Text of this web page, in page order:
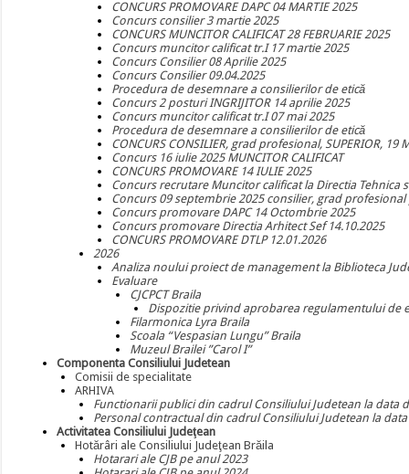
CONCURS PROMOVARE DAPC 04 MARTIE 2025
Concurs consilier 3 martie 2025
CONCURS MUNCITOR CALIFICAT 28 FEBRUARIE 2025
Concurs muncitor calificat tr.I 17 martie 2025
Concurs Consilier 08 Aprilie 2025
Concurs Consilier 09.04.2025
Procedura de desemnare a consilierilor de etică
Concurs 2 posturi INGRIJITOR 14 aprilie 2025
Concurs muncitor calificat tr.I 07 mai 2025
Procedura de desemnare a consilierilor de etică
CONCURS CONSILIER, grad profesional, SUPERIOR, 19
Concurs 16 iulie 2025 MUNCITOR CALIFICAT
CONCURS PROMOVARE 14 IULIE 2025
Concurs recrutare Muncitor calificat la Directia Tehnica
Concurs 09 septembrie 2025 consilier, grad
Concurs promovare DAPC 14 Octombrie 2025
Concurs promovare Directia Arhitect Sef 14.10.2025
CONCURS PROMOVARE DTLP 12.01.2026
2026
Analiza noului proiect de management la Biblioteca
Evaluare
CJCPCT Braila
Dispozitie privind aprobarea regulamentului de
Filarmonica Lyra Braila
Scoala “Vespasian Lungu” Braila
Muzeul Brailei ”Carol I”
Componenta Consiliului Judetean
Comisii de specialitate
ARHIVA
Functionarii publici din cadrul Consiliului Judetean la data
Personal contractual din cadrul Consiliului Judetean la data
Activitatea Consiliului Judeţean
Hotărâri ale Consiliului Judeţean Brăila
Hotarari ale CJB pe anul 2023